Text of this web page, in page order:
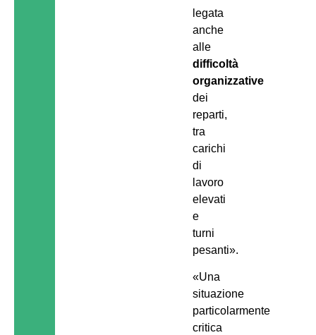
legata
anche
alle
difficoltà
organizzative
dei
reparti,
tra
carichi
di
lavoro
elevati
e
turni
pesanti».
«Una
situazione
particolarmente
critica